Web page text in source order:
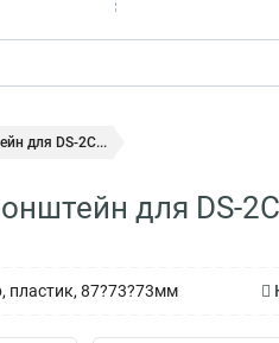
для DS-2C...
для DS-
пластик, 87?73?73мм